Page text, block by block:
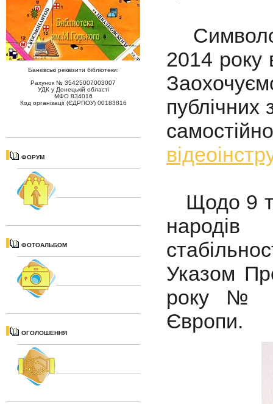
Банківські реквізити бібліотеки:
Рахунок № 35425007003007
УДК у Донецькій області
МФО 834016
Код організації (ЄДРПОУ) 00183816
ФОРУМ
ФОТОАЛЬБОМ
ОГОЛОШЕННЯ
2014 року
публічних
Щодо 9
Указом
року №
Європи.